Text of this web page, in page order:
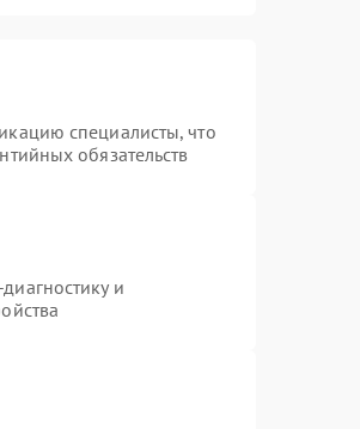
специалисты, что
обязательств
и